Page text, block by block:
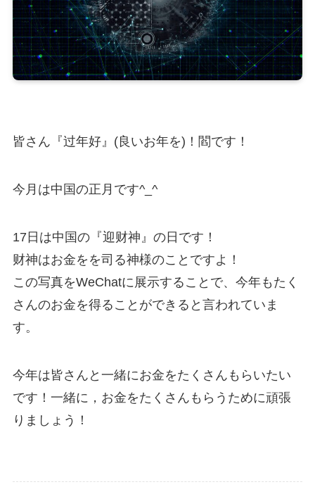
皆さん『过年好』(良いお年を)！閻です！
今月は中国の正月です^_^
17日は中国の『迎财神』の日です！
财神はお金をを司る神様のことですよ！
この写真をWeChatに展示することで、今年もたく
さんのお金を得ることができると言われていま
す。
今年は皆さんと一緒にお金をたくさんもらいたい
です！一緒に，お金をたくさんもらうために頑張
りましょう！